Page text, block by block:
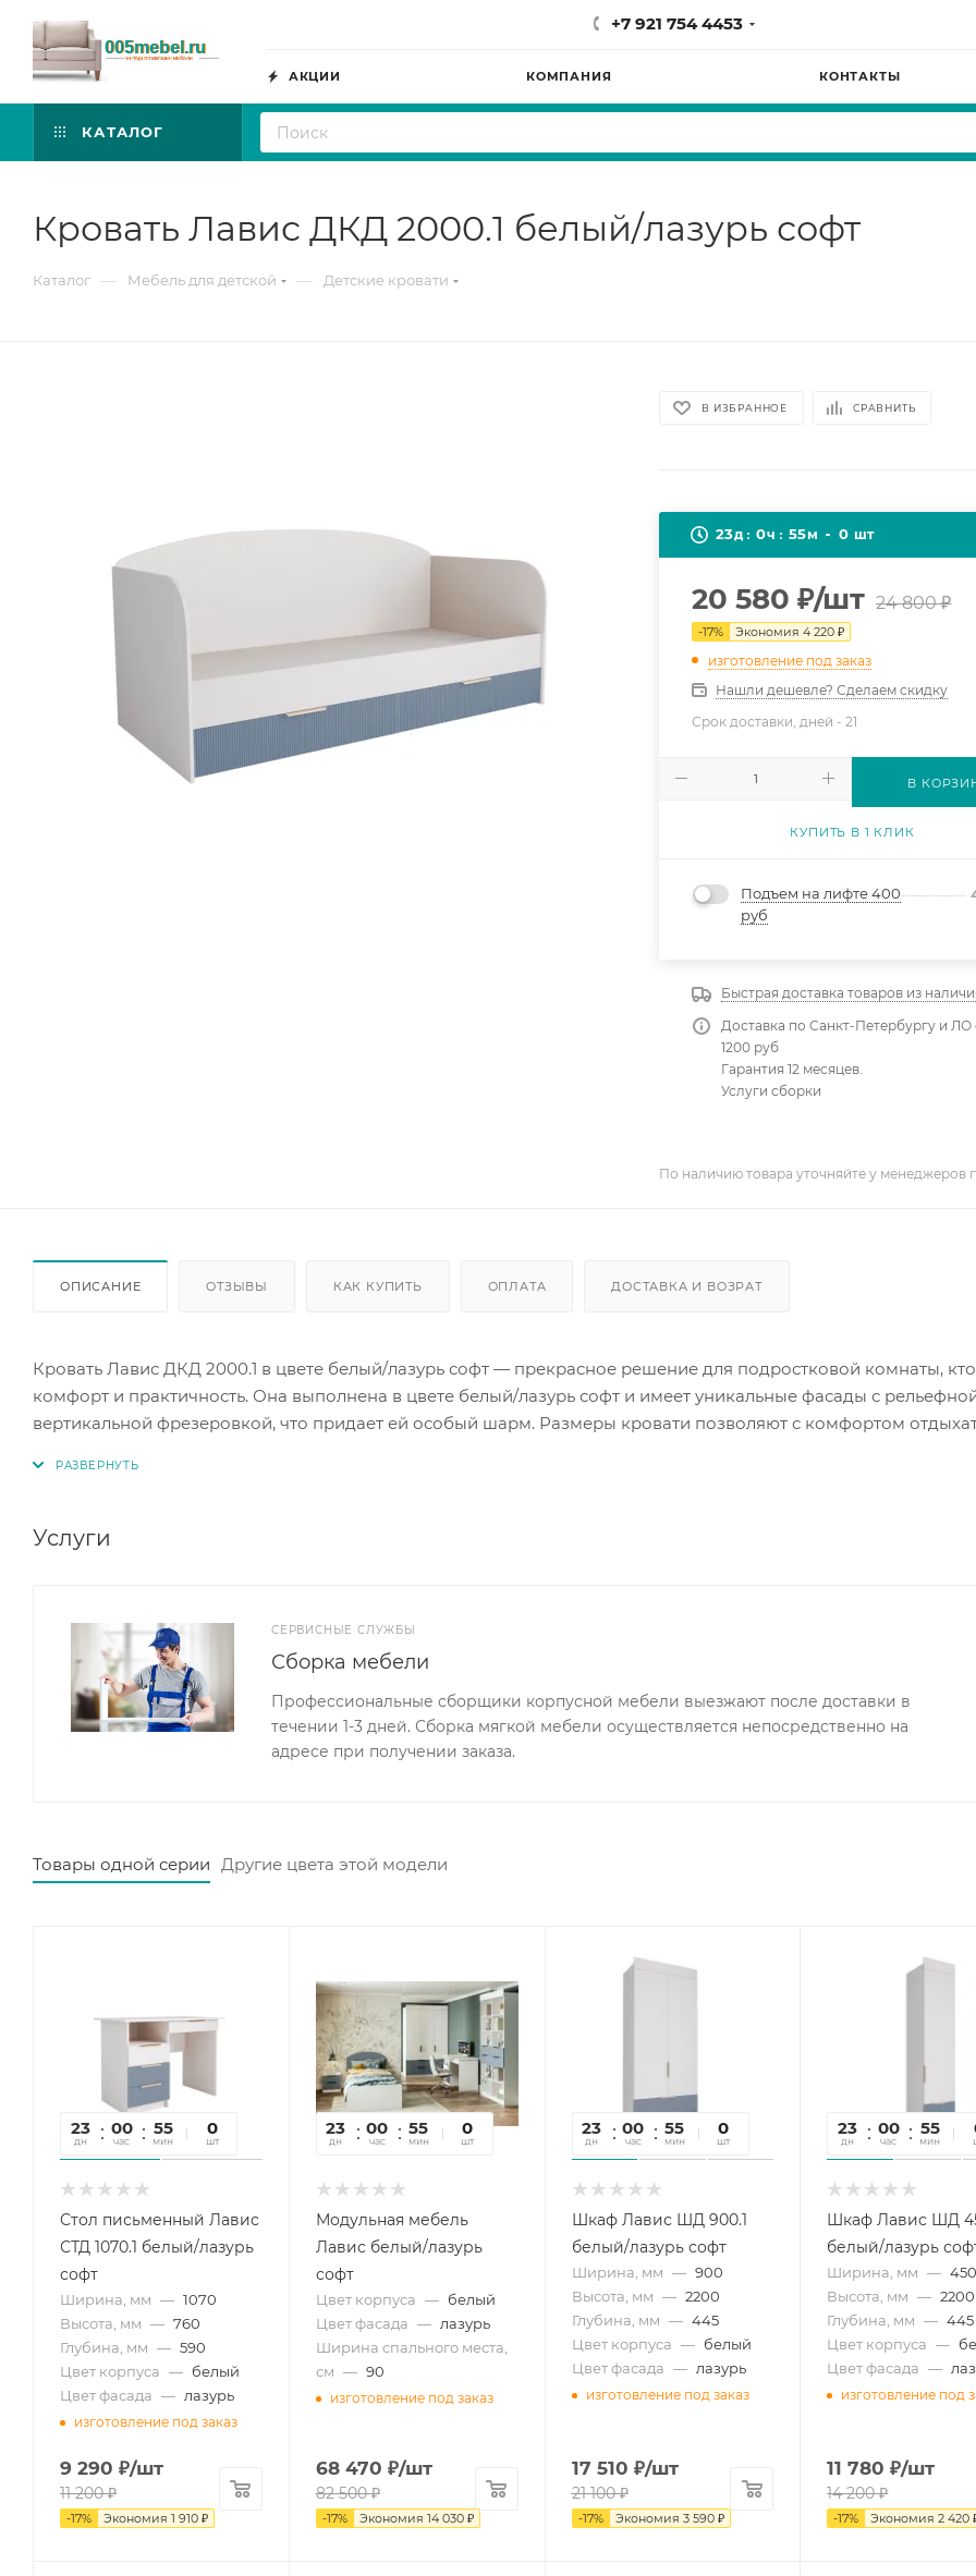
+7 921 754 4453
АКЦИИ КОМПАНИЯ КОНТАКТЫ
КАТАЛОГ
Кровать Лавис ДКД 2000.1 белый/лазурь софт
Каталог — Мебель для детской — Детские кровати
В ИЗБРАННОЕ СРАВНИТЬ
23д 0ч 55м 0 шт
20 580 ₽/шт 24 800₽
-17% Экономия4 220 ₽
изготовление под заказ
Нашли дешевле? Сделаем скидку
Срок доставки, дней -21
В
КУПИТЬ В 1 КЛИК
Подъем на лифте 400
руб
Быстрая доставка товаров из
Доставка по Санкт-Петербургу и ЛО
1200 руб
Гарантия 12 месяцев.
Услуги сборки
По наличию товара уточняйте у менеджеров
ОПИСАНИЕ ОТЗЫВЫ КАК КУПИТЬ ОПЛАТА ДОСТАВКА И ВОЗРАТ
Кровать Лавис ДКД 2000.1 в цвете белый/лазурь софт — прекрасное решение для подростковой комнаты,
комфорт и практичность. Она выполнена в цвете белый/лазурь софт и имеет уникальные фасады с
вертикальной фрезеровкой, что придает ей особый шарм. Размеры кровати позволяют с комфортом
Услуги
СЕРВИСНЫЕ СЛУЖБЫ
Сборка мебели
Профессиональные сборщики корпусной мебели выезжают после доставки в
течении 1-3 дней. Сборка мягкой мебели осуществляется непосредственно на
адресе при получении заказа.
Товары одной серии Другие цвета этой модели
23
дн
00
час
55
мин
41
сек
0
шт
Стол письменный Лавис
СТД 1070.1 белый/лазурь
софт
Ширина, мм — 1070
Высота, мм — 760
Глубина, мм — 590
Цвет корпуса — белый
Цвет фасада — лазурь
изготовление под заказ
9 290 ₽/шт
11 200₽
-17% Экономия 1 910 ₽
23
дн
00
час
55
мин
41
сек
0
шт
Модульная мебель
Лавис белый/лазурь
софт
Цвет корпуса — белый
Цвет фасада — лазурь
Ширина спального места,
см — 90
изготовление под заказ
68 470 ₽/шт
82 500₽
-17% Экономия 14 030₽
23
дн
00
час
55
мин
41
сек
0
шт
Шкаф Лавис ШД 900.1
белый/лазурь софт
Ширина, мм — 900
Высота, мм — 2200
Глубина, мм — 445
Цвет корпуса — белый
Цвет фасада — лазурь
изготовление под заказ
17 510 ₽/шт
21 100₽
-17% Экономия 3 590₽
23
дн
00
час
55
мин
Шкаф Лавис ШД
белый/лазурь
Ширина, мм — 450
Высота, мм — 2200
Глубина, мм — 445
Цвет корпуса —
Цвет фасада —
изготовление под
11 780 ₽/шт
14 200₽
-17% Экономия 2 420